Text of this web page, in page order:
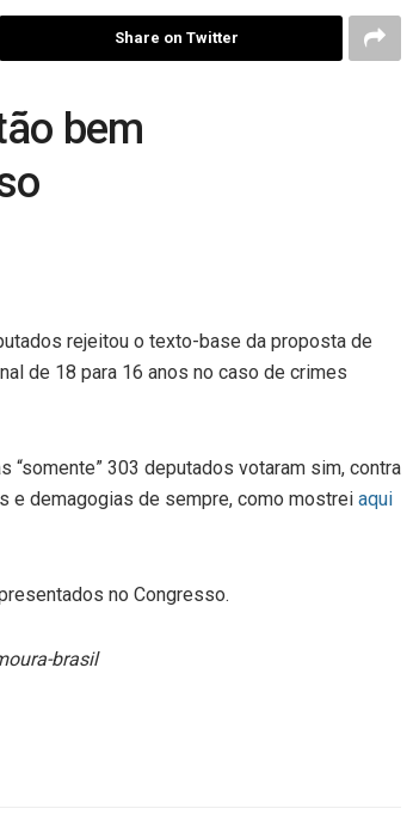
Share on Twitter
bem
rejeitou o texto-base da proposta de
de 18 para 16 anos no caso de crimes
“somente” 303 deputados votaram sim, contra
e demagogias de sempre, como mostrei aqui
no Congresso.
brasil